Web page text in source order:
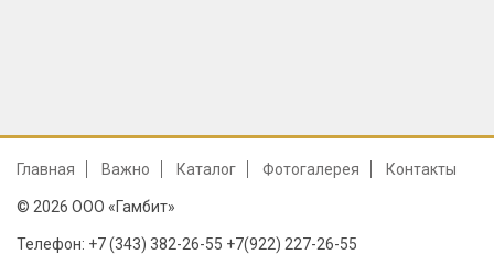
Главная Важно Каталог Фотогалерея Контакты
© 2026 ООО «Гамбит»
Телефон: +7 (343) 382-26-55 +7(922) 227-26-55